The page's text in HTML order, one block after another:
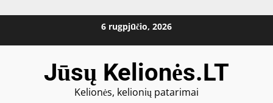
6 rugpjūčio, 2026
Jūsų Kelionės.LT
Kelionės, kelionių patarimai